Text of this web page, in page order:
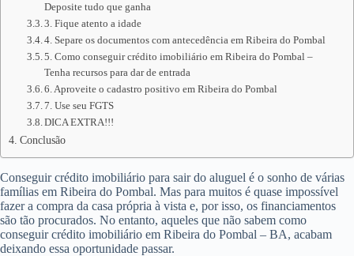
Deposite tudo que ganha
3. Fique atento a idade
4. Separe os documentos com antecedência em Ribeira do Pombal
5. Como conseguir crédito imobiliário em Ribeira do Pombal –
Tenha recursos para dar de entrada
6. Aproveite o cadastro positivo em Ribeira do Pombal
7. Use seu FGTS
DICA EXTRA!!!
Conclusão
Conseguir crédito imobiliário para sair do aluguel é o sonho de várias
famílias em Ribeira do Pombal. Mas para muitos é quase impossível
fazer a compra da casa própria à vista e, por isso, os financiamentos
são tão procurados. No entanto, aqueles que não sabem como
conseguir crédito imobiliário em Ribeira do Pombal – BA, acabam
deixando essa oportunidade passar.